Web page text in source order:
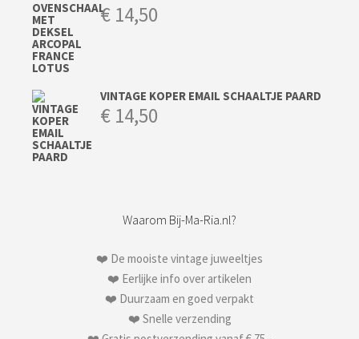
€ 14,50
VINTAGE KOPER EMAIL SCHAALTJE PAARD
€ 14,50
Waarom Bij-Ma-Ria.nl?
❤️ De mooiste vintage juweeltjes
❤️ Eerlijke info over artikelen
❤️ Duurzaam en goed verpakt
❤️ Snelle verzending